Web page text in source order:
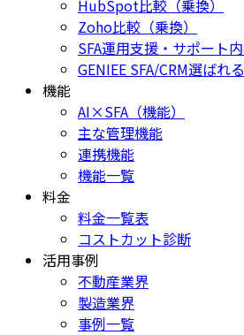
HubSpot比較（乗換）
Zoho比較（乗換）
SFA運用支援・サポート
GENIEE SFA/CRM選ばれ
機能
AI×SFA（機能）
主な管理機能
連携機能
機能一覧
料金
料金一覧表
コストカット診断
活用事例
不動産業界
製造業界
事例一覧